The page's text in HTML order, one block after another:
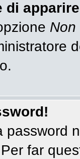
di
Non
far